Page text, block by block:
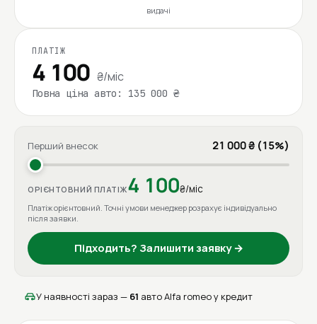
видачі
ПЛАТІЖ
4 100 ₴/міс
Повна ціна авто: 135 000 ₴
Перший внесок 21 000 ₴ (15%)
ОРІЄНТОВНИЙ ПЛАТІЖ4 100₴/міс
Платіж орієнтовний. Точні умови менеджер розрахує індивідуально
після заявки.
Підходить? Залишити заявку →
У наявності зараз — 61 авто Alfa romeo у кредит